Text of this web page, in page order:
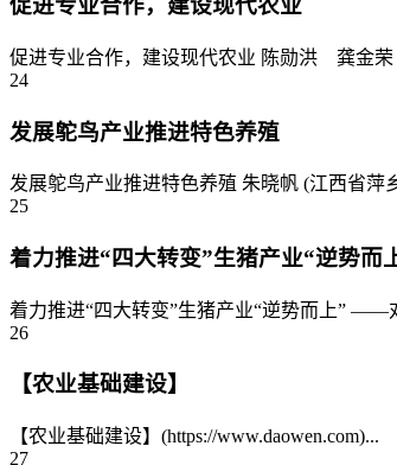
促进专业合作，建设现代农业
促进专业合作，建设现代农业 陈勋洪 龚金
24
发展鸵鸟产业推进特色养殖
发展鸵鸟产业推进特色养殖 朱晓帆 (江西省
25
着力推进“四大转变”生猪产业“逆势而
着力推进“四大转变”生猪产业“逆势而上”
26
【农业基础建设】
【农业基础建设】(https://www.daowen.com)...
27